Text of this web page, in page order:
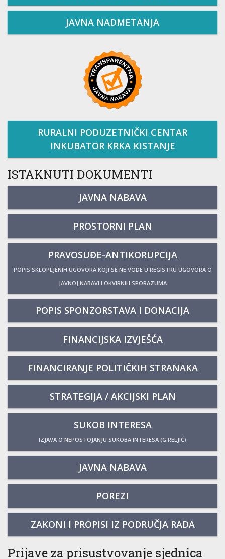
JAVNA NADMETANJA
RURALNI PODUZETNIČKI CENTAR
INKUBATOR KRKA KISTANJE
ISTAKNUTI DOKUMENTI
JAVNA NABAVA
PROSTORNI PLAN
PRAVOSUĐE-ANTIKORUPCIJA
POPIS SKLOPLJENIH UGOVORA KOJI SE NE VODE U REGISTRU UGOVORA O
JAVNOJ NABAVI I OKVIRNIH SPORAZUMA
POPIS SPONZORSTAVA I DONACIJA
FINANCIJSKA IZVJEŠĆA
FINANCIRANJE POLITIČKIH STRANAKA
STRATEGIJA / AKCIJSKI PLAN
SUKOB INTERESA
IZJAVA O NEPOSTOJANJU SUKOBA INTERESA (G.RELJIĆ)
JAVNA NABAVA
POREZI
ZAKONI I PROPISI IZ PODRUČJA RADA
Prijave za prisustvovanje sjednica